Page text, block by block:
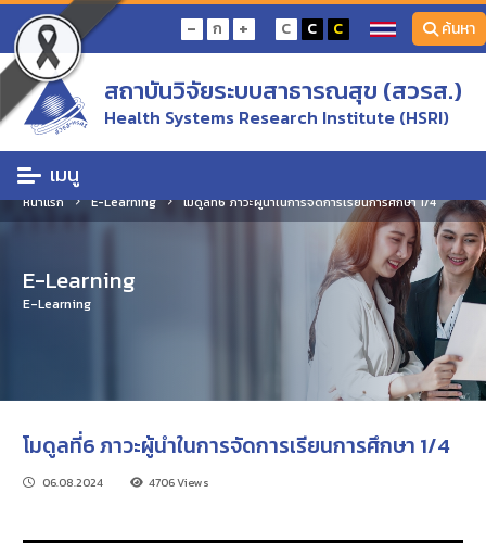
- ก + C C C ค้นหา
สถาบันวิจัยระบบสาธารณสุข (สวรส.)
Health Systems Research Institute (HSRI)
เมนู
หน้าแรก E-Learning โมดูลที่6 ภาวะผู้นำในการจัดการเรียนการศึกษา 1/4
E-Learning
E-Learning
โมดูลที่6 ภาวะผู้นำในการจัดการเรียนการศึกษา 1/4
06.08.2024 4706 Views